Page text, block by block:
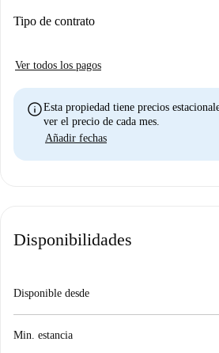
Tipo de contrato
Ver todos los pagos
infoEsta propiedad tiene precios
ver el precio de cada mes.
Añadir fechas
Disponibilidades
Disponible desde
Min. estancia